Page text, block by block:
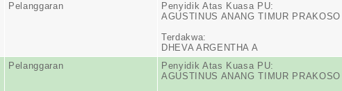
Pelanggaran
Penyidik Atas Kuasa PU:
AGUSTINUS ANANG TIMUR PRAKOSO
Terdakwa:
DHEVA ARGENTHA A
Pelanggaran
Penyidik Atas Kuasa PU:
AGUSTINUS ANANG TIMUR PRAKOSO